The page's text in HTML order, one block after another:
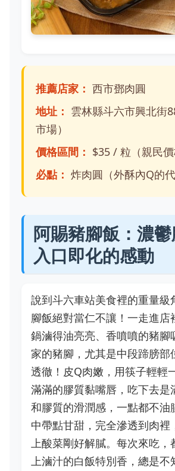
推薦店家： 西市鄧肉圓
地址： 雲林縣斗六市興北街
市場）
價格區間： $35 / 粒（親民價
必點： 炸肉圓（外酥內Q的代
阿賜豬腳飯：濃鬱
入口即化的感動
說到斗六車站美食裡的重量級
腳飯絕對當仁不讓！一走進店
鍋滷得油亮亮、香噴噴的豬腳
家的豬腳，尤其是中段蹄膀部
透徹！皮Q肉嫩，用筷子輕輕
滿滿的膠質黏嘴唇，吃下去是
和膠質的滑潤感，一點都不油
中帶點甘甜，完全滲透到肉裡
上酸菜剛好解膩。每次來吃，
上滷汁的白飯特別香，總是不